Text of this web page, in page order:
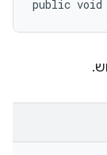
public void